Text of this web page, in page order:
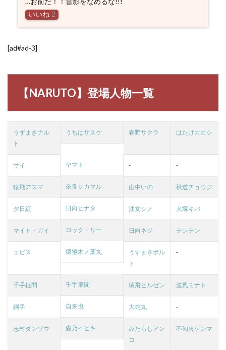
いいね 2
[ad#ad-3]
【NARUTO】登場人物一覧
うずまきナル
ト
うちはサスケ 春野サクラ はたけカカシ
サイ ヤマト - -
猿飛アスマ 奈良シカマル 山中いの 秋道チョウジ
夕日紅 日向ヒナタ 油女シノ 犬塚キバ
マイト・ガイ ロック・リー 日向ネジ テンテン
エビス 猿飛木ノ葉丸
うずまきボル
ト
-
千手柱間 千手扉間 猿飛ヒルゼン 波風ミナト
綱手 自来也 大蛇丸 -
志村ダンゾウ 森乃イビキ
みたらしアン
コ
不知火ゲンマ